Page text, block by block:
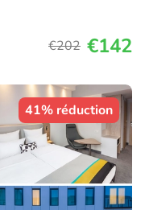
€202 €142
41% réduction